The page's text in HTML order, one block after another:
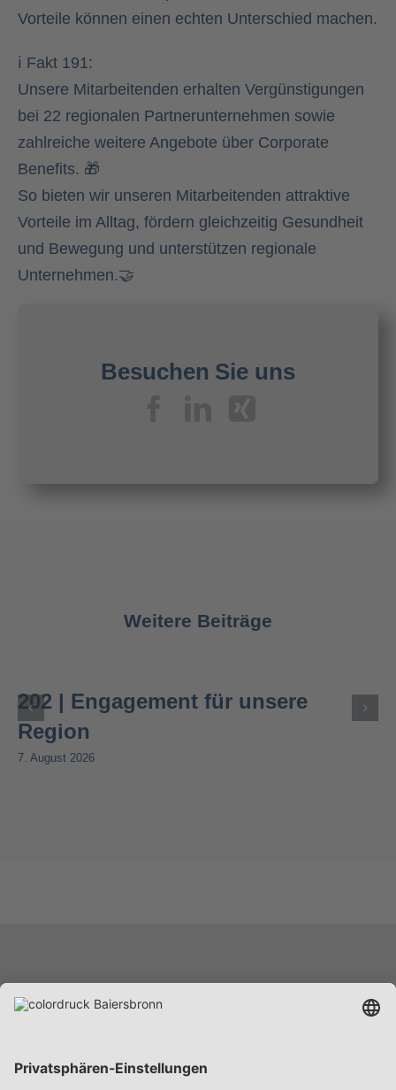
Vorteile können einen echten Unterschied machen.
ℹ️ Fakt 191:
Unsere Mitarbeitenden erhalten Vergünstigungen
bei 22 regionalen Partnerunternehmen sowie
zahlreiche weitere Angebote über Corporate
Benefits. 🎁
So bieten wir unseren Mitarbeitenden attraktive
Vorteile im Alltag, fördern gleichzeitig Gesundheit
und Bewegung und unterstützen regionale
Unternehmen.🤝
Besuchen Sie uns
Weitere Beiträge
202 | Engagement für unsere
Region
7. August 2026
Karriere